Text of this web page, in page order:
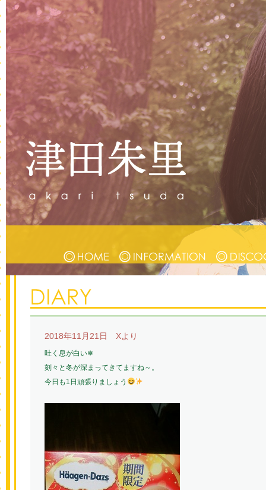
2018年11月21日 Xより
吐く息が白い❄
刻々と冬が深まってきてますね～。
今日も1日頑張りましょう